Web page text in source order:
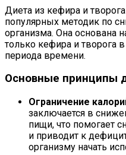
Диета из кефира и
популярных методик по
организма. Она основана
только кефира и творога
периода времени.
Основные принципы
Ограничение
заключается в
пищи, что помогает
и приводит к
организму начать